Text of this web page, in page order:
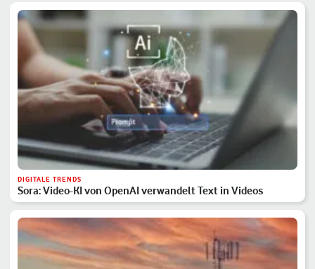
DIGITALE TRENDS
Sora: Video-KI von OpenAI verwandelt Text in Videos